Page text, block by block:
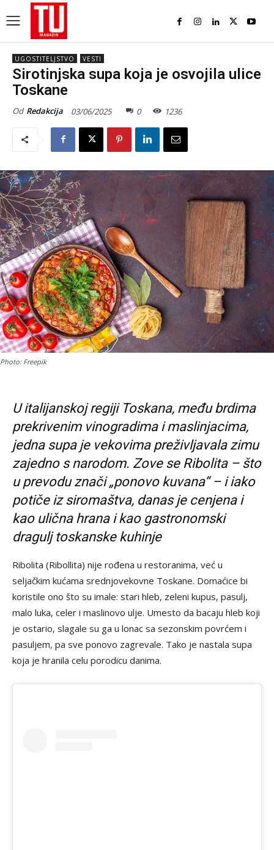
UGOSTITELJSTVO VESTI
Sirotinjska supa koja je osvojila ulice
Toskane
Od Redakcija 03/06/2025 0 1236
Photo: Freepik
U italijanskoj regiji Toskana, među brdima
prekrivenim vinogradima i maslinjacima,
jedna supa je vekovima preživljavala zimu
zajedno s narodom. Zove se Ribolita – što
u prevodu znači „ponovo kuvana“ – i iako
potiče iz siromaštva, danas je cenjena i
kao ulična hrana i kao gastronomski
dragulj toskanske kuhinje
Ribolita (Ribollita) nije rođena u restoranima, već u
seljačkim kućama srednjovekovne Toskane. Domaćice bi
koristile ono što su imale: stari hleb, zeleni kupus, pasulj,
malo luka, celer i maslinovo ulje. Umesto da bacaju hleb koji
je ostario, slagale su ga u lonac sa sezonskim povrćem i
pasuljem, pa sve ponovo zagrevale. Tako je nastala supa
koja je hranila celu porodicu danima.